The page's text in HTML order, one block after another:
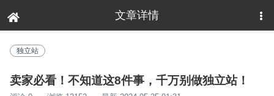
文章详情
下拉刷新
独立站
卖家必看！不知道这8件事，千万别做独立站！